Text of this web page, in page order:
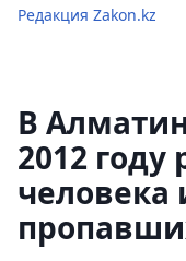
Редакция Zakon.kz
В
2012 году
человека